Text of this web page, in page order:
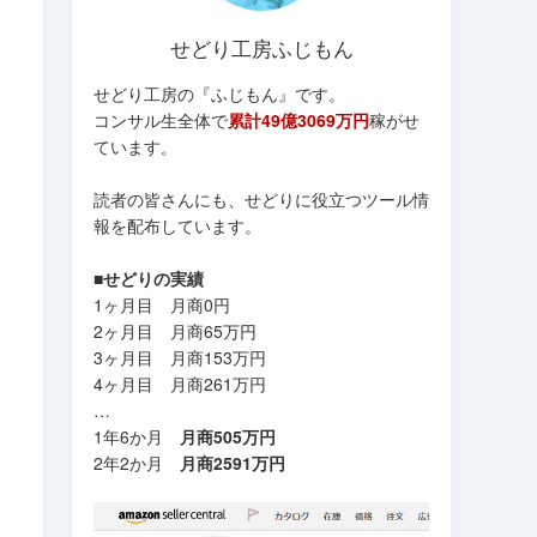
せどり工房ふじもん
せどり工房の『ふじもん』です。
コンサル生全体で累計49億3069万円稼がせ
ています。
読者の皆さんにも、せどりに役立つツール情
報を配布しています。
■せどりの実績
1ヶ月目 月商0円
2ヶ月目 月商65万円
3ヶ月目 月商153万円
4ヶ月目 月商261万円
…
1年6か月 月商505万円
2年2か月 月商2591万円